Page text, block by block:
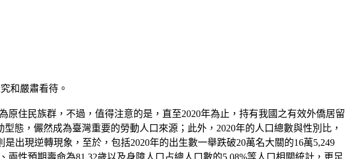
和嚴肅看待。
住民族群，不過，值得注意的是，直至2020年為止，持有我國之有效外僑居留
態，儼然成為臺灣重要的勞動人口來源；此外，2020年的人口總數與性別比，
出現逆轉現象，至於，包括2020年的出生數一舉跌破20萬名大關的16萬5,249
性預期壽命為81.32歲以及身障人口占總人口數的5.08%等人口相關統計，更足